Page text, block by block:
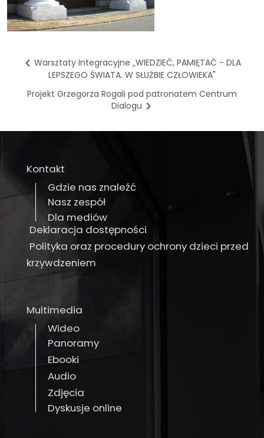
Warsztaty Integracyjne „WIEDZIEĆ, PAMIĘTAĆ - DLA
LEPSZEGO ŚWIATA. W SŁUŻBIE CZŁOWIEKA"
Projekt Grzegorza Rogali pod patronatem Centrum
Dialogu
Kontakt
Gdzie nas znaleźć
Nasz zespół
Dla mediów
Deklaracja dostępności
Polityka oraz procedury ochrony dzieci przed
krzywdzeniem
Multimedia
Wideo
Panoramy
Ebooki
Audio
Zdjęcia
Dyskusje online